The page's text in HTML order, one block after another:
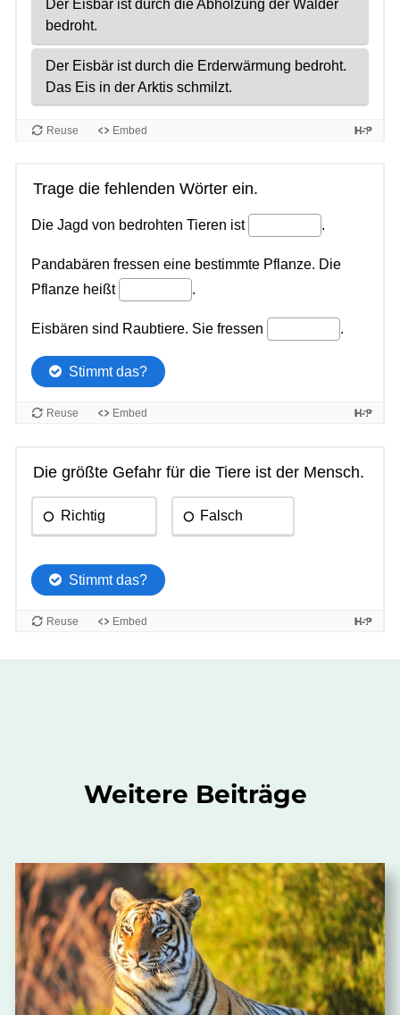
Weitere Beiträge